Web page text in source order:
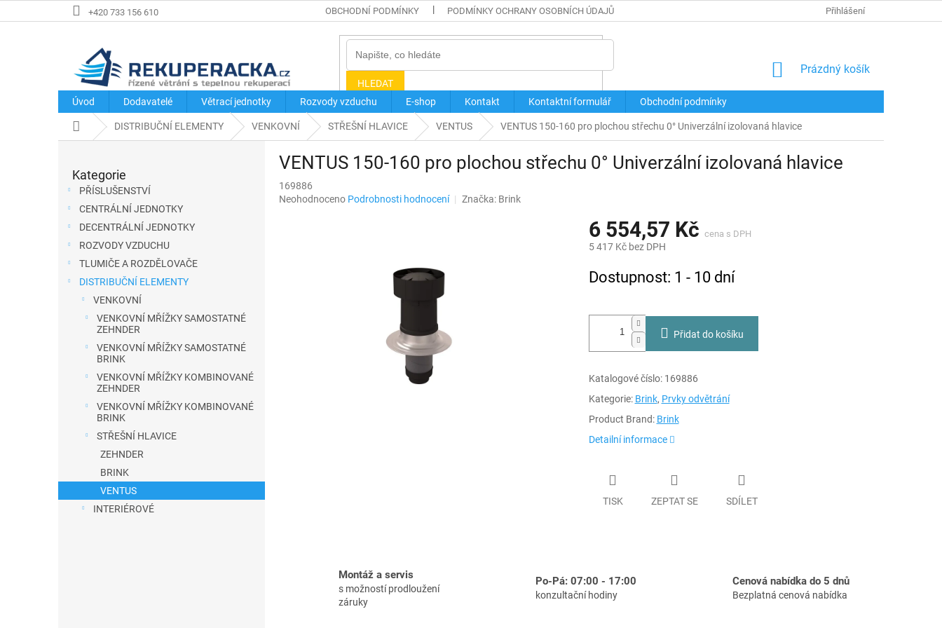
na
+420 733 156 610 OBCHODNÍ PODMÍNKY PODMÍNKY OCHRANY OSOBNÍCH ÚDAJŮ Přihlášení
HLEDAT
NÁKUPNÍ
Prázdný košík
Úvod Dodavatelé Větrací jednotky Rozvody vzduchu E-shop Kontakt Kontaktní formulář Obchodní podmínky
Domů DISTRIBUČNÍ ELEMENTY VENKOVNÍ STŘEŠNÍ HLAVICE VENTUS VENTUS 150-160 pro plochou střechu 0° Univerzální izolovaná hlavice
Přeskočit
kategorie
Kategorie
PŘÍSLUŠENSTVÍ
CENTRÁLNÍ JEDNOTKY
DECENTRÁLNÍ JEDNOTKY
ROZVODY VZDUCHU
TLUMIČE A ROZDĚLOVAČE
DISTRIBUČNÍ ELEMENTY
VENKOVNÍ
VENKOVNÍ MŘÍŽKY SAMOSTATNÉ
ZEHNDER
VENKOVNÍ MŘÍŽKY SAMOSTATNÉ
BRINK
VENKOVNÍ MŘÍŽKY KOMBINOVANÉ
ZEHNDER
VENKOVNÍ MŘÍŽKY KOMBINOVANÉ
BRINK
STŘEŠNÍ HLAVICE
ZEHNDER
BRINK
VENTUS
INTERIÉROVÉ
VENTUS 150-160 pro plochou střechu 0° Univerzální izolovaná hlavice
169886
Průměrné
Neohodnoceno Podrobnosti hodnocení Značka: Brink
6 554,57 Kč
5 417 Kč bez DPH
cena:
Dostupnost: 1 - 10 dní
Přidat do košíku
Katalogové číslo: 169886
Kategorie: Brink, Prvky odvětrání
Product Brand: Brink
Detailní informace
TISK ZEPTAT SE SDÍLET
Montáž a servis
s možností prodloužení
záruky
Po-Pá: 07:00 - 17:00
konzultační hodiny
Cenová nabídka do 5 dnů
Bezplatná cenová nabídka